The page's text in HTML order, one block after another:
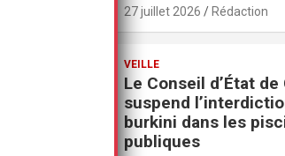
27 juillet 2026 Rédaction
VEILLE
Le Conseil d’État de
suspend
burkini dans les
publiques